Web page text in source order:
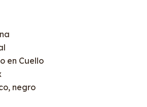
en Cuello
negro